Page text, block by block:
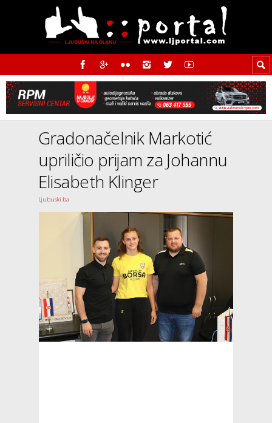
Gradonačelnik Markotić
upriličio prijam za Johannu
Elisabeth Klinger
Ljubuski.ba